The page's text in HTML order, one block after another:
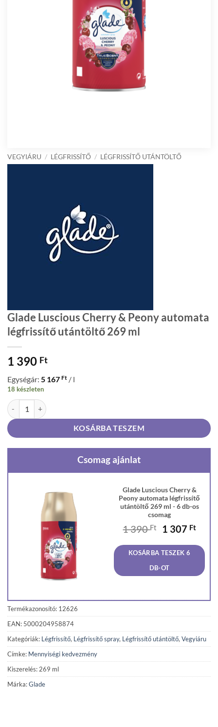
VEGYIÁRU / LÉGFRISSÍTŐ / LÉGFRISSÍTŐ UTÁNTÖLTŐ
Glade Luscious Cherry & Peony automata
légfrissítő utántöltő 269 ml
1 390 Ft
Egységár: 5 167 Ft / l
18 készleten
Glade Luscious Cherry & Peony automata légfrissítő utántöltő 269 ml
KOSÁRBA TESZEM
Csomag ajánlat
Glade Luscious Cherry &
Peony automata légfrissítő
utántöltő 269 ml - 6 db-os
csomag
1 390Ft
Original
was:
1
390 Ft.
1 307 Ft
is:
307
KOSÁRBA TESZEK 6
DB-OT
Termékazonosító: 12626
EAN: 5000204958874
Kategóriák: Légfrissítő, Légfrissítő spray, Légfrissítő utántöltő, Vegyiáru
Címke: Mennyiségi kedvezmény
Kiszerelés: 269 ml
Márka:Glade